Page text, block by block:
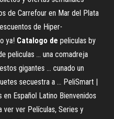
de Carrefour en Mar del Plata
de Hiper-
ya! Catalogo de peliculas by
peliculas ... una comadreja
gigantes ... cunado un
secuestra a ... PeliSmart |
Español Latino Bienvenidos
ver ver Películas, Series y